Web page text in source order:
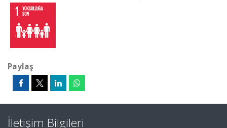
Paylaş
İletişim Bilgileri